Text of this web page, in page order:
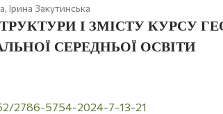
Ірина Закутинська
І ЗМІСТУ КУРСУ
СЕРЕДНЬОЇ ОСВІТИ
2786-5754-2024-7-13-21